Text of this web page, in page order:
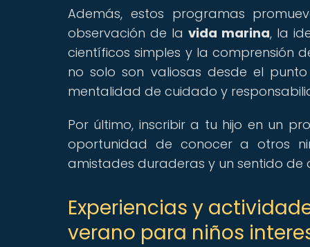
Además, estos programas
observación de la vida marina, la
científicos simples y la comprensión
no solo son valiosas desde el
mentalidad de cuidado y
Por último, inscribir a tu hijo en un
oportunidad de conocer a otros
amistades duraderas y un sentido
Experiencias y
verano para niños